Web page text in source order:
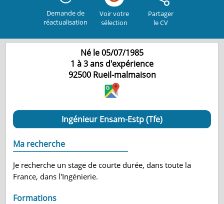
Demande de
réactualisation
Voir votre
sélection
Partager
le CV
Né le 05/07/1985
1 à 3 ans d'expérience
92500 Rueil-malmaison
Ingénieur Ensam-Estp (Tfe)
Ma recherche
Je recherche un stage de courte durée, dans toute la
France, dans l'Ingénierie.
Formations